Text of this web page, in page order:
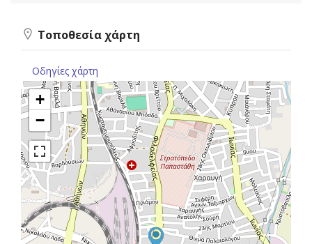
Τοποθεσία χάρτη
Οδηγίες χάρτη
+
−